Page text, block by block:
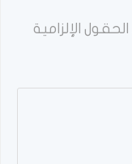
الحقول الإلزامية